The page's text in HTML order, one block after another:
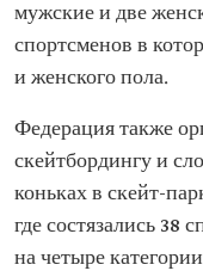
мужские и две
спортсменов в
и женского пола.
Федерация также
скейтбордингу и
коньках в скейт-
где состязались
на четыре